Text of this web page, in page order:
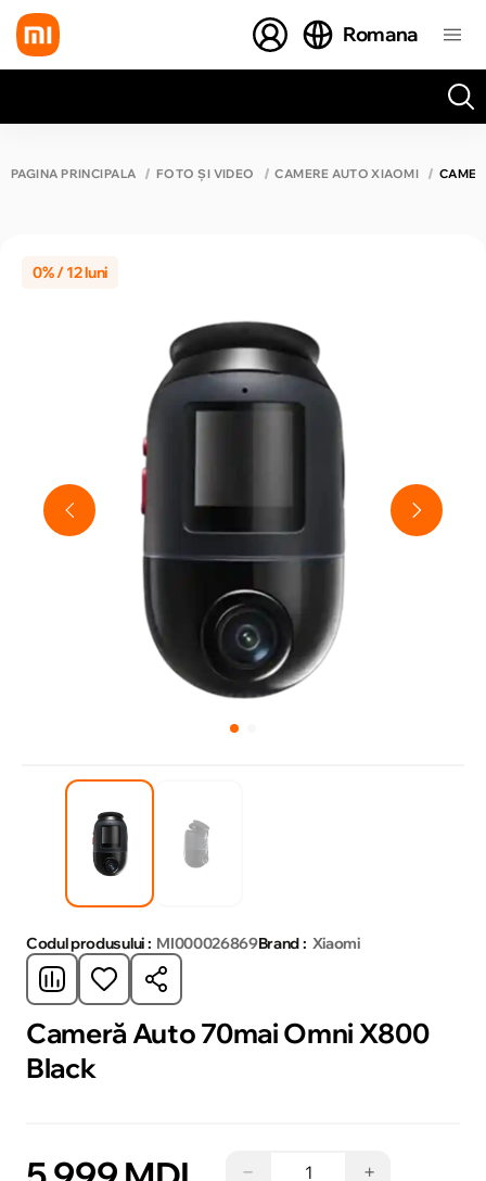
Romana
PAGINA PRINCIPALĂ FOTO ȘI VIDEO CAMERE AUTO XIAOMI
0% / 12 luni
Codul produsului : MI000026869Brand : Xiaomi
Cameră Auto 70mai Omni X800
Black
− +